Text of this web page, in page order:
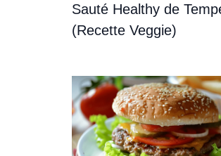
Sauté Healthy de
(Recette Veggie)